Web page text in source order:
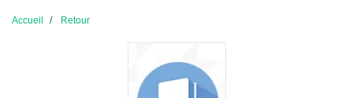
Accueil Retour